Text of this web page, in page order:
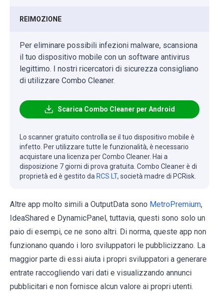
REIMOZIONE
Per eliminare possibili infezioni malware, scansiona
il tuo dispositivo mobile con un software antivirus
legittimo. I nostri ricercatori di sicurezza consigliano
di utilizzare Combo Cleaner.
Scarica Combo Cleaner per Android
Lo scanner gratuito controlla se il tuo dispositivo mobile è
infetto. Per utilizzare tutte le funzionalità, è necessario
acquistare una licenza per Combo Cleaner. Hai a
disposizione 7 giorni di prova gratuita. Combo Cleaner è di
proprietà ed è gestito da RCS LT, società madre di PCRisk.
Altre app molto simili a OutputData sono MetroPremium,
IdeaShared e DynamicPanel, tuttavia, questi sono solo un
paio di esempi, ce ne sono altri. Di norma, queste app non
funzionano quando i loro sviluppatori le pubblicizzano. La
maggior parte di essi aiuta i propri sviluppatori a generare
entrate raccogliendo vari dati e visualizzando annunci
pubblicitari e non fornisce alcun valore ai propri utenti.